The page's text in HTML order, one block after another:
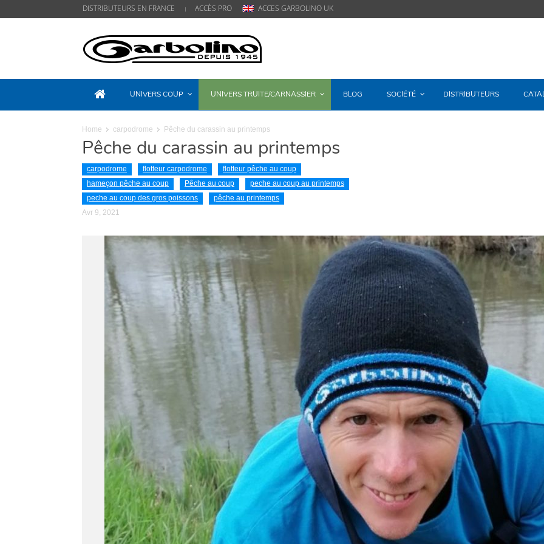
DISTRIBUTEURS EN FRANCE ACCÈS PRO ACCES GARBOLINO UK
UNIVERS COUP UNIVERS TRUITE/CARNASSIER BLOG SOCIÉTÉ DISTRIBUTEURS
Home carpodrome Pêche du carassin au printemps
Pêche du carassin au printemps
carpodrome flotteur carpodrome
flotteur pêche au coup
hameçon pêche au coup
Pêche au coup
peche au coup au printemps
peche au coup des gros poissons
pêche au printemps
Avr 9, 2021